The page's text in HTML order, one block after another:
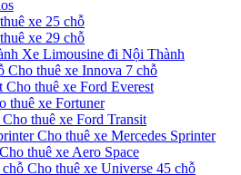
xe 25 chỗ
xe 29 chỗ
Xe Limousine đi Nội Thành
Cho thuê xe Innova 7 chỗ
Cho thuê xe Ford Everest
thuê xe Fortuner
Cho thuê xe Ford Transit
Cho thuê xe Mercedes Sprinter
Cho thuê xe Aero Space
Cho thuê xe Universe 45 chỗ